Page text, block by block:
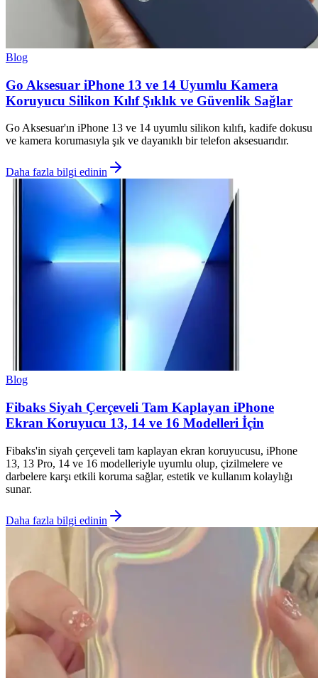
Blog
Go Aksesuar iPhone 13 ve 14 Uyumlu Kamera
Koruyucu Silikon Kılıf Şıklık ve Güvenlik Sağlar
Go Aksesuar'ın iPhone 13 ve 14 uyumlu silikon kılıfı, kadife dokusu
ve kamera korumasıyla şık ve dayanıklı bir telefon aksesuarıdır.
Daha fazla bilgi edinin
Blog
Fibaks Siyah Çerçeveli Tam Kaplayan iPhone
Ekran Koruyucu 13, 14 ve 16 Modelleri İçin
Fibaks'in siyah çerçeveli tam kaplayan ekran koruyucusu, iPhone
13, 13 Pro, 14 ve 16 modelleriyle uyumlu olup, çizilmelere ve
darbelere karşı etkili koruma sağlar, estetik ve kullanım kolaylığı
sunar.
Daha fazla bilgi edinin